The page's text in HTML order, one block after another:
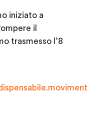
iniziato a
il
trasmesso l’8